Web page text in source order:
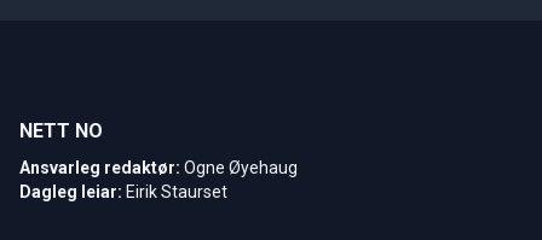
NETT NO
Ansvarleg redaktør: Ogne Øyehaug
Dagleg leiar: Eirik Staurset